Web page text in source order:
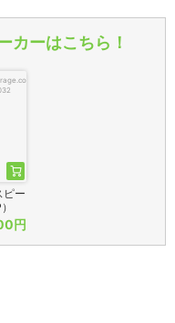
カーはこちら！
ピー
円